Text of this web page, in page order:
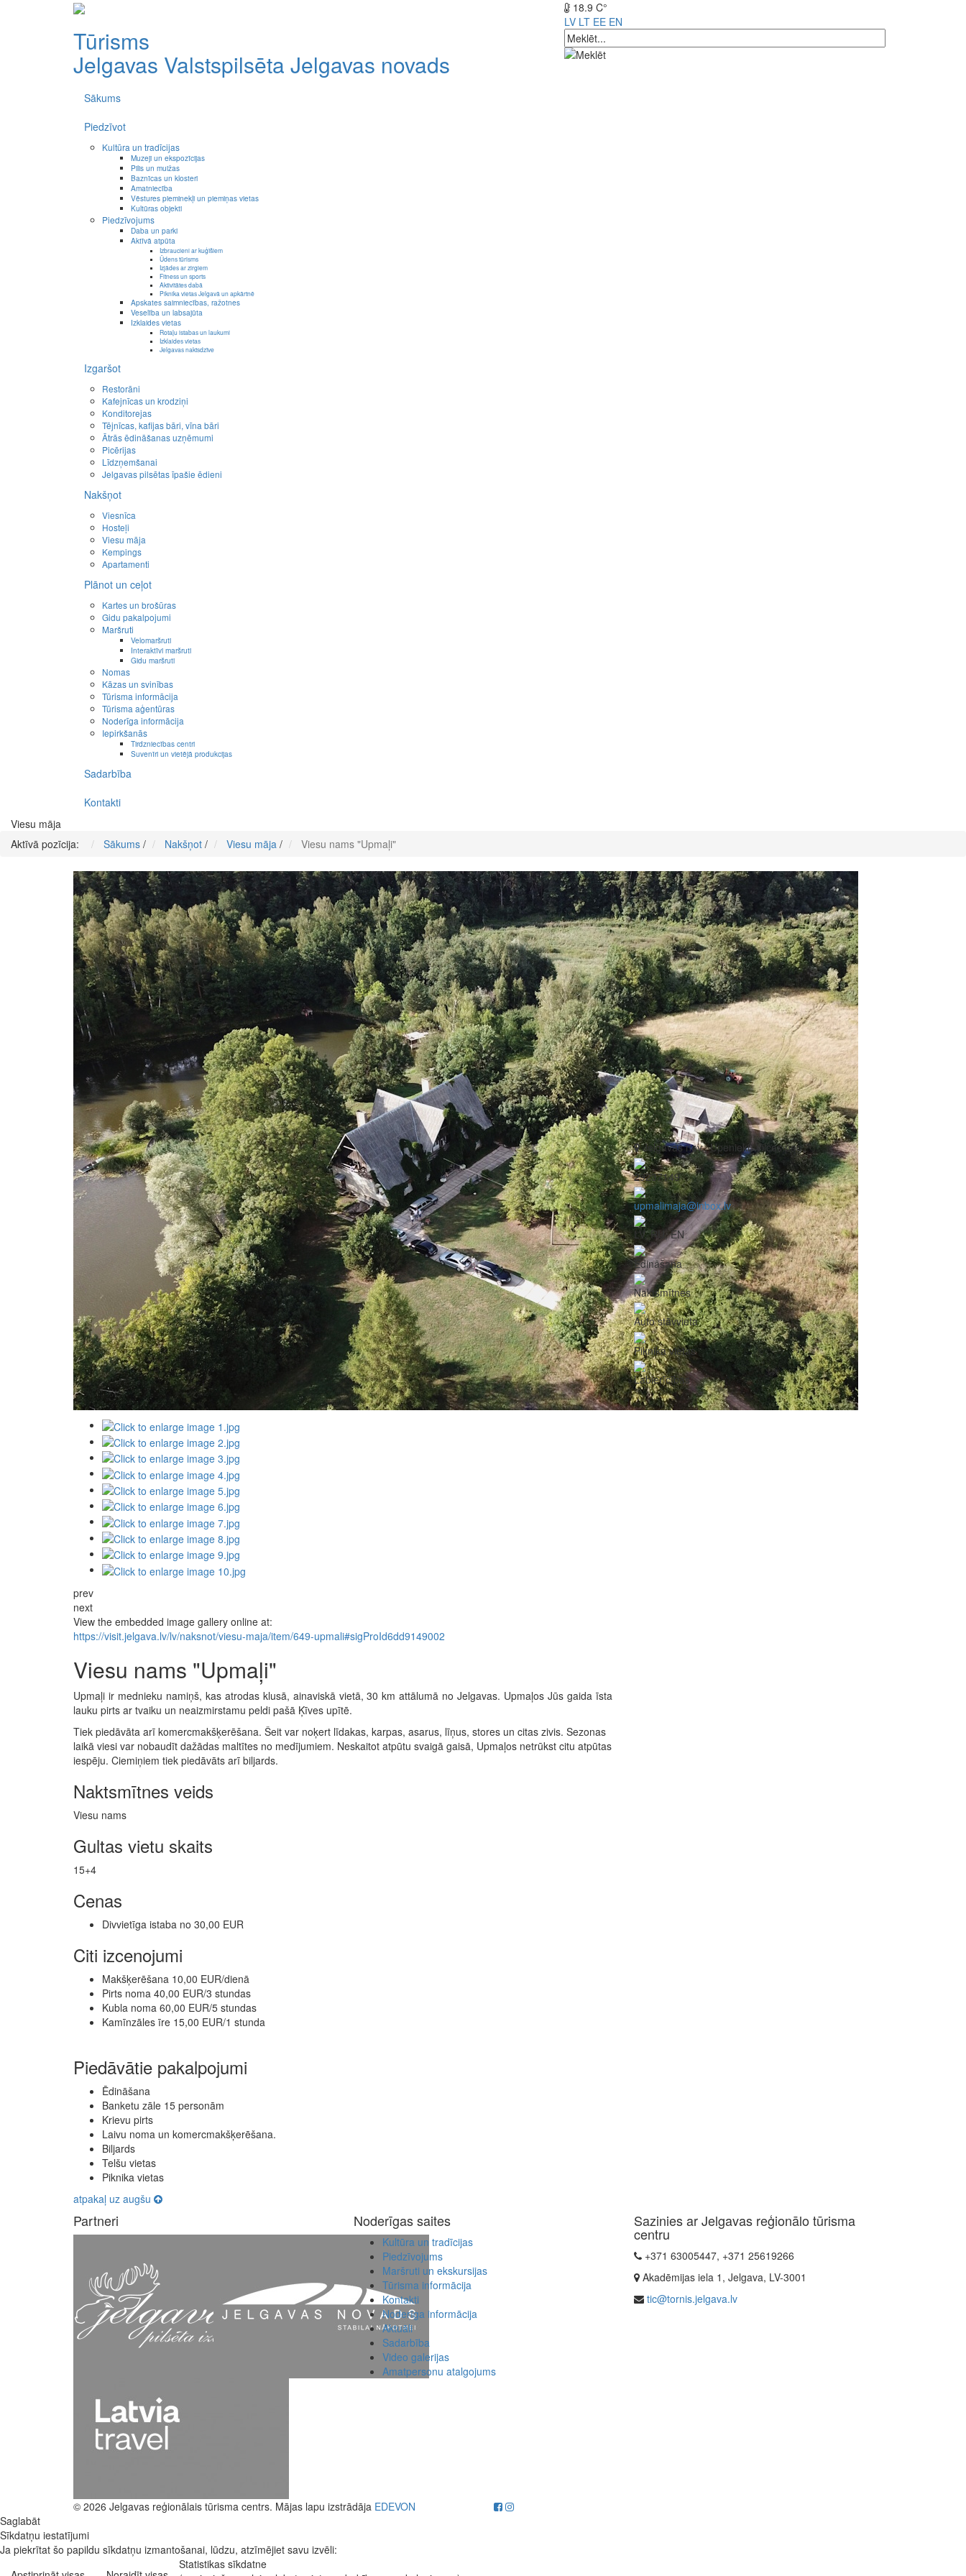
Tūrisms
Jelgavas Valstspilsēta Jelgavas novads
18.9 C°
LV LT EE EN
Sākums
Piedzīvot
Kultūra un tradīcijas
Muzeji un ekspozīcijas
Pilis un muižas
Baznīcas un klosteri
Amatniecība
Vēstures pieminekļi un piemiņas vietas
Kultūras objekti
Piedzīvojums
Daba un parki
Aktīvā atpūta
Izbraucieni ar kuģīšiem
Ūdens tūrisms
Izjādes ar zirgiem
Fitness un sports
Aktivitātes dabā
Piknika vietas Jelgavā un apkārtnē
Apskates saimniecības, ražotnes
Veselība un labsajūta
Izklaides vietas
Rotaļu istabas un laukumi
Izklaides vietas
Jelgavas naktsdzīve
Izgaršot
Restorāni
Kafejnīcas un krodziņi
Konditorejas
Tējnīcas, kafijas bāri, vīna bāri
Ātrās ēdināšanas uzņēmumi
Picērijas
Līdzņemšanai
Jelgavas pilsētas īpašie ēdieni
Nakšņot
Viesnīca
Hosteļi
Viesu māja
Kempings
Apartamenti
Plānot un ceļot
Kartes un brošūras
Gidu pakalpojumi
Maršruti
Velomaršruti
Interaktīvi maršruti
Gidu maršruti
Nomas
Kāzas un svinības
Tūrisma informācija
Tūrisma aģentūras
Noderīga informācija
Iepirkšanās
Tirdzniecības centri
Suvenīri un vietējā produkcijas
Sadarbība
Kontakti
Viesu māja
Aktīvā pozīcija:
Sākums / Nakšņot / Viesu māja / Viesu nams "Upmaļi"
prev
next
View the embedded image gallery online at:
https://visit.jelgava.lv/lv/naksnot/viesu-maja/item/649-upmali#sigProId6dd9149002
Viesu nams "Upmaļi"
Upmaļi ir mednieku namiņš, kas atrodas klusā, ainaviskā vietā, 30 km attālumā no Jelgavas. Upmaļos Jūs gaida īsta
lauku pirts ar tvaiku un neaizmirstamu peldi pašā Ķīves upītē.
Tiek piedāvāta arī komercmakšķerēšana. Šeit var noķert līdakas, karpas, asarus, līņus, stores un citas zivis. Sezonas
laikā viesi var nobaudīt dažādas maltītes no medījumiem. Neskaitot atpūtu svaigā gaisā, Upmaļos netrūkst citu atpūtas
iespēju. Ciemiņiem tiek piedāvāts arī biljards.
Naktsmītnes veids
Viesu nams
Gultas vietu skaits
15+4
Cenas
Divvietīga istaba no 30,00 EUR
Citi izcenojumi
Makšķerēšana 10,00 EUR/dienā
Pirts noma 40,00 EUR/3 stundas
Kubla noma 60,00 EUR/5 stundas
Kamīnzāles īre 15,00 EUR/1 stunda
Piedāvātie pakalpojumi
Ēdināšana
Banketu zāle 15 personām
Krievu pirts
Laivu noma un komercmakšķerēšana.
Biljards
Telšu vietas
Piknika vietas
atpakaļ uz augšu
Jelgavas nov., Upenieki, Vilces pag.
29237149
upmalimaja@inbox.lv
LV, RU, EN
Ēdināšana
Naktsmītnes
Auto stāvvieta
Piknika vietas
Labierīcības
Partneri Noderīgas saites
Kultūra un tradīcijas
Piedzīvojums
Maršruti un ekskursijas
Tūrisma informācija
Kontakti
Noderīga informācija
Aktuāli
Sadarbība
Video galerijas
Amatpersonu atalgojums
Sazinies ar Jelgavas reģionālo tūrisma
centru
+371 63005447, +371 25619266
Akadēmijas iela 1, Jelgava, LV-3001
tic@tornis.jelgava.lv
© 2026 Jelgavas reģionālais tūrisma centrs. Mājas lapu izstrādāja EDEVON
Saglabāt
Sīkdatņu iestatījumi
Ja piekrītat šo papildu sīkdatņu izmantošanai, lūdzu, atzīmējiet savu izvēli:
Statistikas sīkdatne